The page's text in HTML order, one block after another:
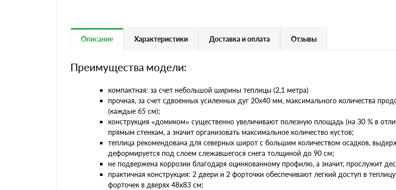
Описание Характеристики Доставка и оплата Отзывы
Преимущества модели:
компактная: за счет небольшой ширины теплицы (2,1 метра)
прочная, за счет сдвоенных усиленных дуг 20х40 мм, максимального количества
(каждые 65 см);
конструкция «домиком» существенно увеличивают полезную площадь (на 30 % в
прямым стенкам, а значит организовать максимальное количество кустов;
теплица рекомендована для северных широт с большим количеством осадков,
деформируется под слоем слежавшегося снега толщиной до 90 см;
не подвержена коррозии благодаря оцинкованному профилю, а значит, прослужит
практичная конструкция: 2 двери и 2 форточки обеспечивают легкий доступ в
форточек в дверях 48х83 см;